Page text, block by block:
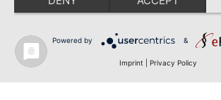
Powered by &
Imprint Privacy Policy